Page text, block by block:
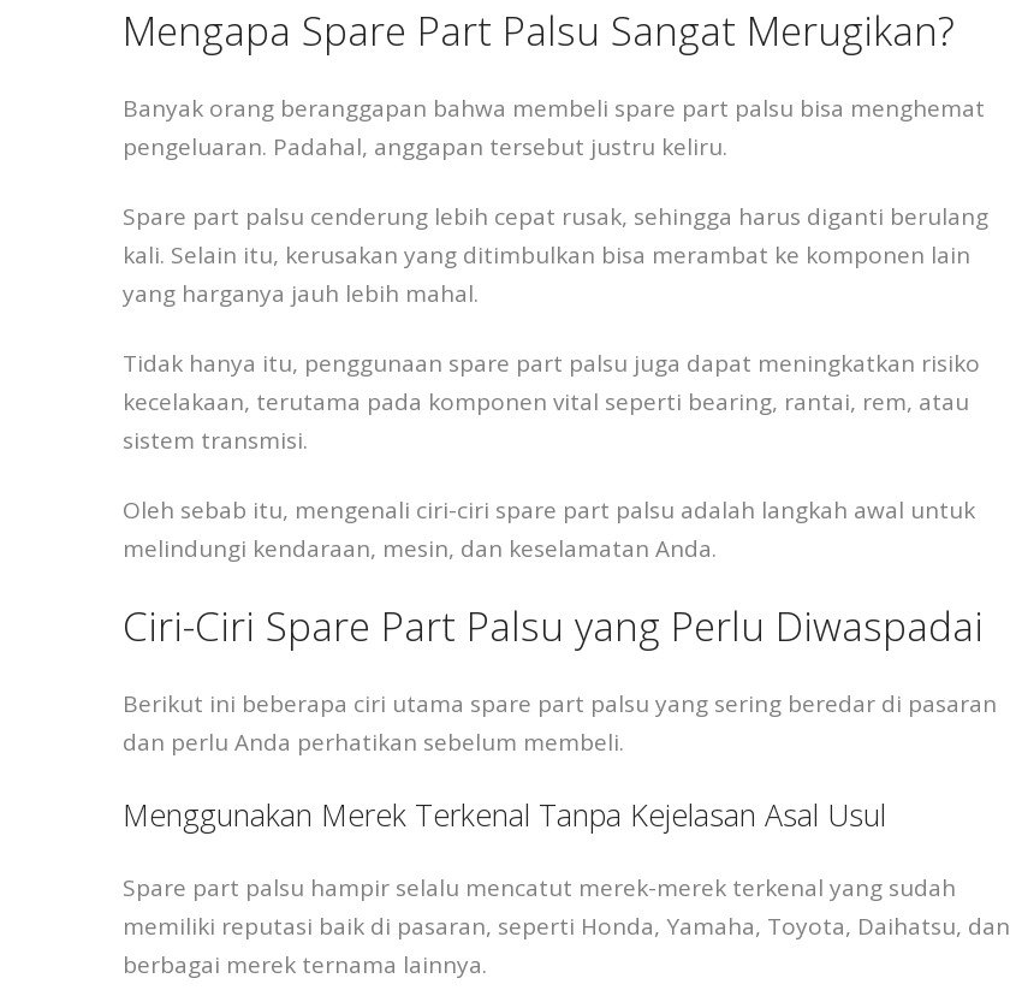
Mengapa Spare Part Palsu Sangat Merugikan?
Banyak orang beranggapan bahwa membeli spare part palsu bisa menghemat
pengeluaran. Padahal, anggapan tersebut justru keliru.
Spare part palsu cenderung lebih cepat rusak, sehingga harus diganti berulang
kali. Selain itu, kerusakan yang ditimbulkan bisa merambat ke komponen lain
yang harganya jauh lebih mahal.
Tidak hanya itu, penggunaan spare part palsu juga dapat meningkatkan risiko
kecelakaan, terutama pada komponen vital seperti bearing, rantai, rem, atau
sistem transmisi.
Oleh sebab itu, mengenali ciri-ciri spare part palsu adalah langkah awal untuk
melindungi kendaraan, mesin, dan keselamatan Anda.
Ciri-Ciri Spare Part Palsu yang Perlu Diwaspadai
Berikut ini beberapa ciri utama spare part palsu yang sering beredar di pasaran
dan perlu Anda perhatikan sebelum membeli.
Menggunakan Merek Terkenal Tanpa Kejelasan Asal Usul
Spare part palsu hampir selalu mencatut merek-merek terkenal yang sudah
memiliki reputasi baik di pasaran, seperti Honda, Yamaha, Toyota, Daihatsu, dan
berbagai merek ternama lainnya.